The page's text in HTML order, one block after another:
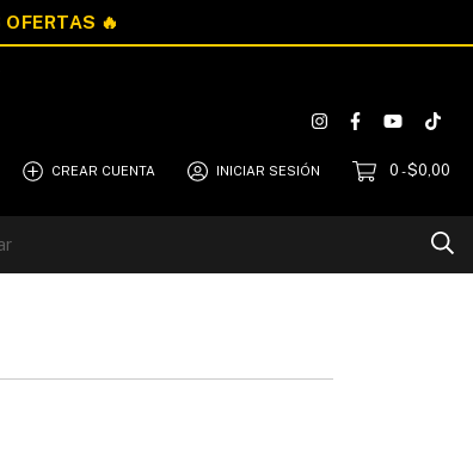
CREAR CUENTA INICIAR SESIÓN 0 -$0,00